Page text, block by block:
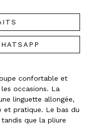
confortable et
occasions. La
linguette allongée,
et pratique. Le bas du
que la pliure